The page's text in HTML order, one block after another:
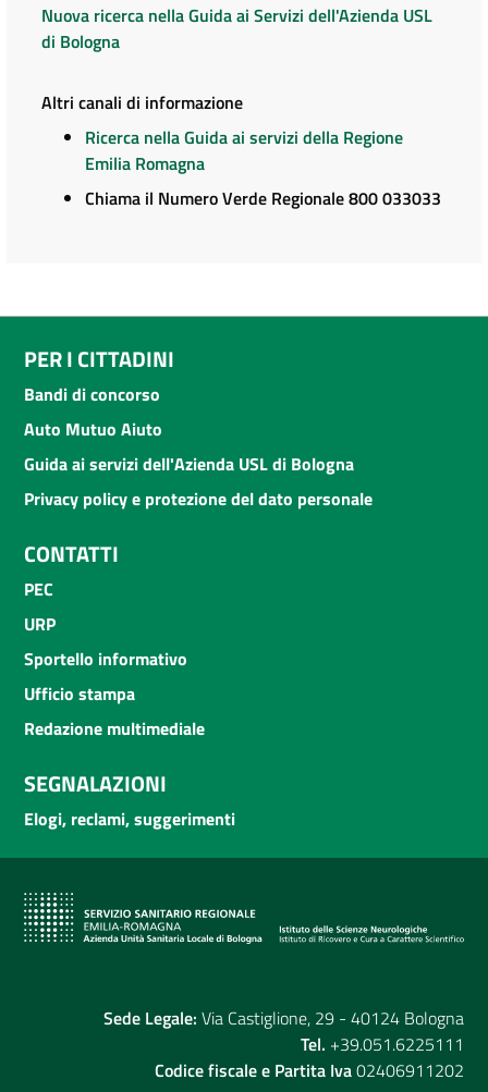
Nuova ricerca nella Guida ai Servizi dell'Azienda USL
di Bologna
Altri canali di informazione
Ricerca nella Guida ai servizi della Regione
Emilia Romagna
Chiama il Numero Verde Regionale 800 033033
PER I CITTADINI
Bandi di concorso
Auto Mutuo Aiuto
Guida ai servizi dell'Azienda USL di Bologna
Privacy policy e protezione del dato personale
CONTATTI
PEC
URP
Sportello informativo
Ufficio stampa
Redazione multimediale
SEGNALAZIONI
Elogi, reclami, suggerimenti
Sede Legale: Via Castiglione, 29 - 40124 Bologna
Tel. +39.051.6225111
Codice fiscale e Partita Iva02406911202